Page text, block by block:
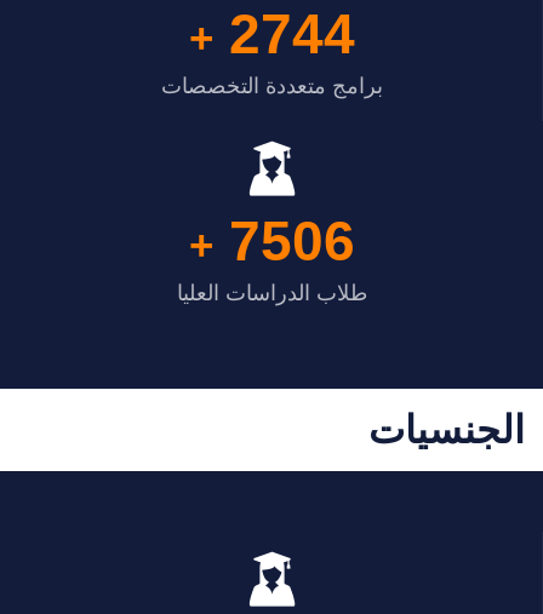
2744
+
برامج متعددة التخصصات
7506
+
طلاب الدراسات العليا
الجنسيات